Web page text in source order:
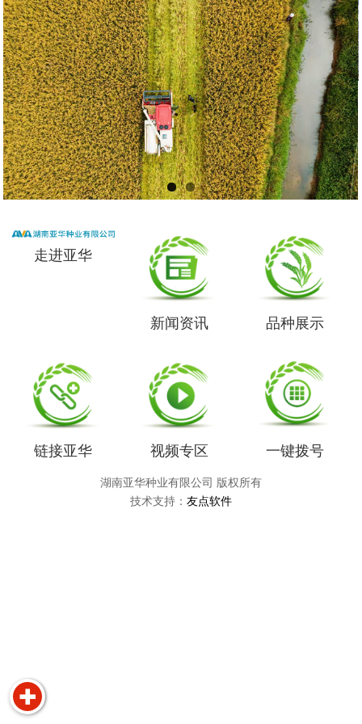
走进亚华
新闻资讯 品种展示
链接亚华 视频专区 一键拨号
湖南亚华种业有限公司 版权所有
技术支持： 友点软件